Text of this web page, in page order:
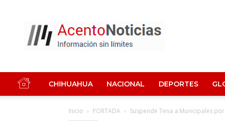
Noticias
CHIHUAHUA NACIONAL DEPORTES
Inicio PORTADA Suspende Tena a Municipales